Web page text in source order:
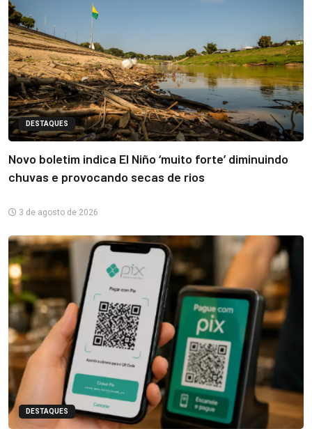
DESTAQUES
Novo boletim indica El Niño ‘muito forte’ diminuindo
chuvas e provocando secas de rios
3 de agosto de 2026
DESTAQUES